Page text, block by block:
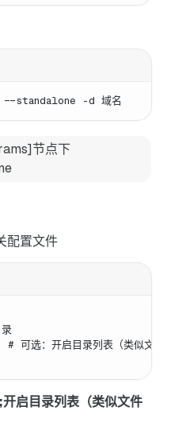
standalone -d 域名
节点下
配置文件
可选：开启目录列表（类似文件
启目录列表（类似文件